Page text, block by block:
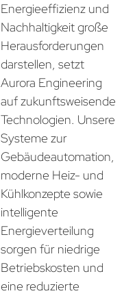
Energieeffizienz und
Nachhaltigkeit große
Herausforderungen
darstellen, setzt
Aurora Engineering
auf zukunftsweisende
Technologien. Unsere
Systeme zur
Gebäudeautomation,
moderne Heiz- und
Kühlkonzepte sowie
intelligente
Energieverteilung
sorgen für niedrige
Betriebskosten und
eine reduzierte